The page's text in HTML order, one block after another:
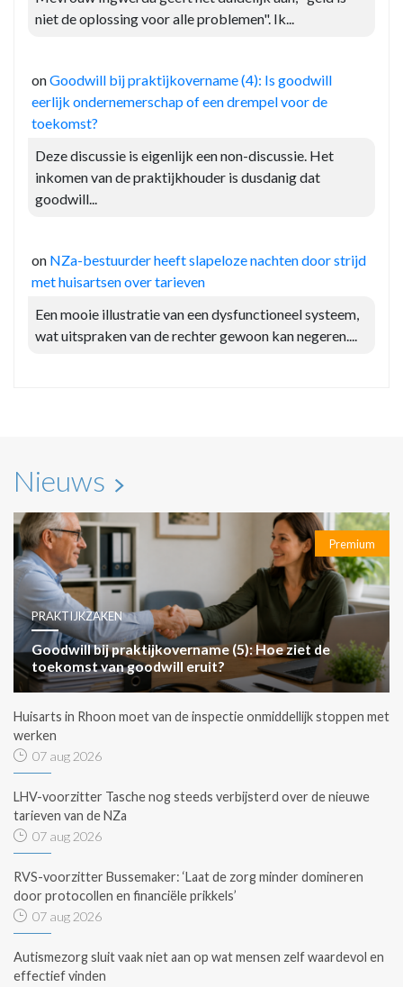
niet de oplossing voor alle problemen". Ik...
onGoodwill bij praktijkovername (4): Is goodwill
eerlijk ondernemerschap of een drempel voor de
toekomst?
Deze discussie is eigenlijk een non-discussie. Het
inkomen van de praktijkhouder is dusdanig dat
goodwill...
on NZa-bestuurder heeft slapeloze nachten door strijd
met huisartsen over tarieven
Een mooie illustratie van een dysfunctioneel systeem,
wat uitspraken van de rechter gewoon kan negeren....
Nieuws
Premium
PRAKTIJKZAKEN
Goodwill bij praktijkovername (5): Hoe ziet de
toekomst van goodwill eruit?
Huisarts in Rhoon moet van de inspectie onmiddellijk stoppen met
werken
07 aug 2026
LHV-voorzitter Tasche nog steeds verbijsterd over de nieuwe
tarieven van de NZa
07 aug 2026
RVS-voorzitter Bussemaker: ‘Laat de zorg minder domineren
door protocollen en financiële prikkels’
07 aug 2026
Autismezorg sluit vaak niet aan op wat mensen zelf waardevol en
effectief vinden